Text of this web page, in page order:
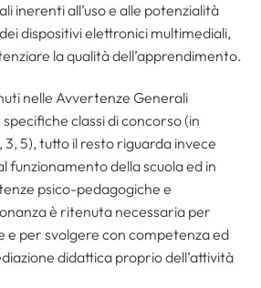
inerenti all’uso e alle potenzialità
dispositivi elettronici multimediali,
la qualità dell’apprendimento.
nelle Avvertenze Generali
classi di concorso (in
3, 5), tutto il resto riguarda invece
funzionamento della scuola ed in
psico-pedagogiche e
è ritenuta necessaria per
e per svolgere con competenza ed
didattica proprio dell’attività